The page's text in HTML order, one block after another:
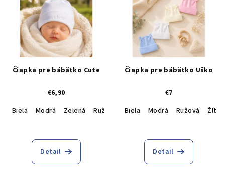
Čiapka pre bábätko Cute
€6,90
Biela
Modrá Zelená Ružová Žltá
Detail
Čiapka pre bábätko Uško
€7
Biela
Modrá Ružová Žltá
Detail